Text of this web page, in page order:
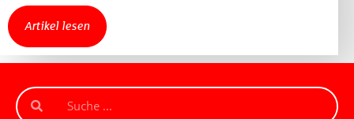
Artikel lesen